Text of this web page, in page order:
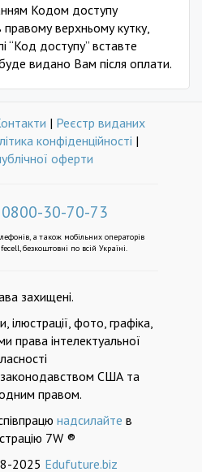
Кодом доступу
правому верхньому кутку,
“Код доступу” вставте
видано Вам після оплати.
| Реєстр виданих
конфіденційності |
оферти
0800-30-70-73
а також мобільних операторів
безкоштовні по всій Україні.
захищені.
ілюстрації, фото, графіка,
права інтелектуальної
США та
правом.
надсилайте в
7W ®
2025 Edufuture.biz